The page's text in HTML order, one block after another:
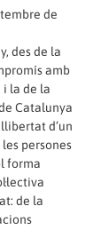
de
des de la
amb
la de la
Catalunya
d’un
persones
forma
de la